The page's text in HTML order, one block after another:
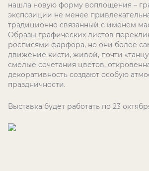
нашла новую форму воплощения –
экспозиции не менее
традиционно связанный с именем
Образы графических листов
росписями фарфора, но они более
движение кисти, живой, почти
смелые сочетания цветов,
декоративность создают особую
праздничности.
Выставка будет работать по 23